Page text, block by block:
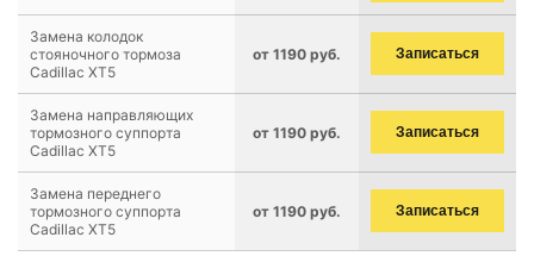
Замена колодок
стояночного тормоза
Cadillac XT5
от 1190 руб. Записаться
Замена направляющих
тормозного суппорта
Cadillac XT5
от 1190 руб. Записаться
Замена переднего
тормозного суппорта
Cadillac XT5
от 1190 руб. Записаться